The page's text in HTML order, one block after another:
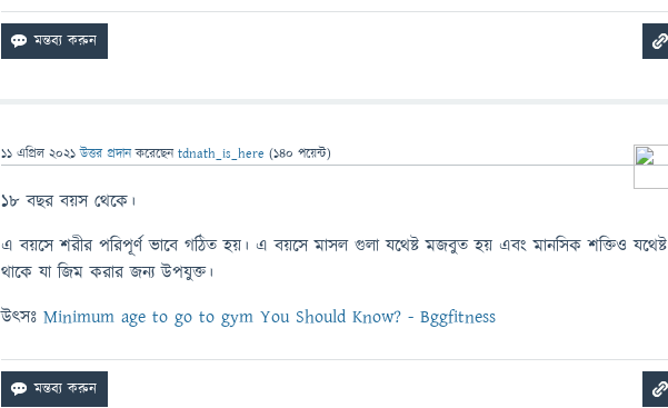
11 এপ্রিল 2021 উত্তর প্রদান করেছেনtdnath_is_here (140 পয়েন্ট)
১৮ বছর বয়স থেকে।
এ বয়সে শরীর পরিপূর্ণ ভাবে গঠিত হয়। এ বয়সে মাসল গুলা যথেষ্ট মজবুত হয় এবং মানসিক শক্তিও যথেষ্ট
থাকে যা জিম করার জন্য উপযুক্ত।
উৎসঃMinimum age to go to gym You Should Know? - Bggfitness